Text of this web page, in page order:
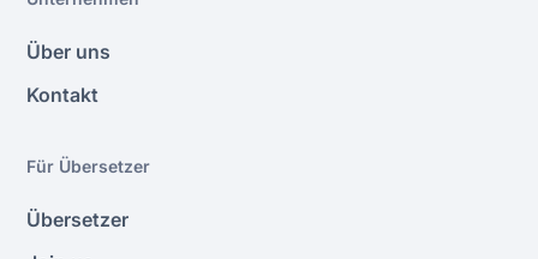
Über uns
Kontakt
Für Übersetzer
Übersetzer